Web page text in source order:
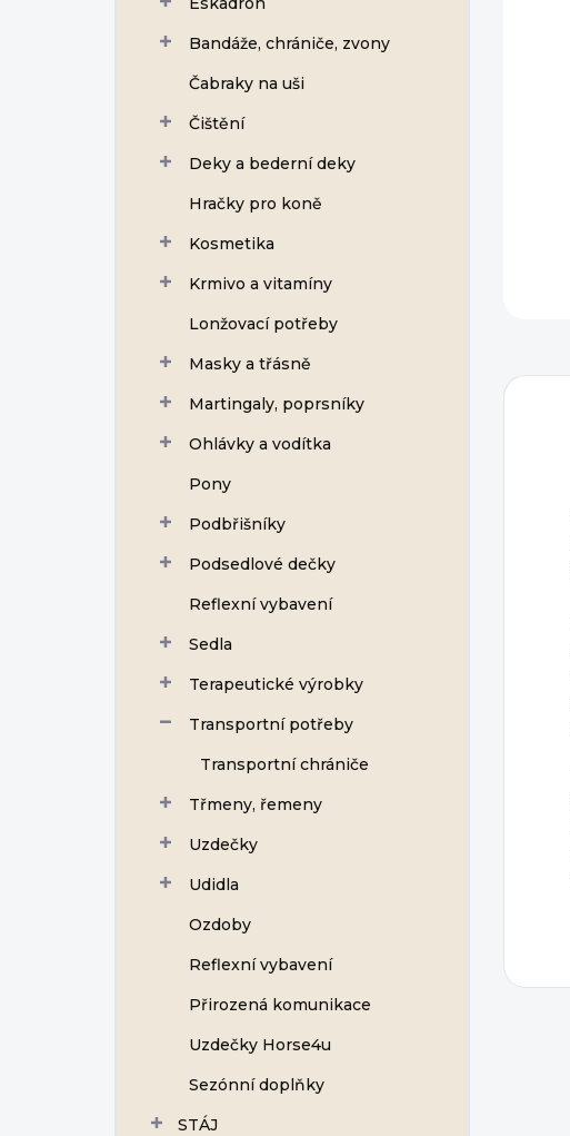
Bandáže, chrániče, zvony
Čabraky na uši
Čištění
Deky a bederní deky
Hračky pro koně
Kosmetika
Krmivo a vitamíny
Lonžovací potřeby
Masky a třásně
Martingaly, poprsníky
Ohlávky a vodítka
Pony
Podbřišníky
Podsedlové dečky
Reflexní vybavení
Sedla
Terapeutické výrobky
Transportní potřeby
Transportní chrániče
Třmeny, řemeny
Uzdečky
Udidla
Ozdoby
Reflexní vybavení
Přirozená komunikace
Uzdečky Horse4u
Sezónní doplňky
STÁJ